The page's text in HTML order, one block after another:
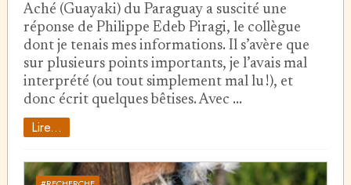
Aché (Guayaki) du Paraguay a suscité une
réponse de Philippe Edeb Piragi, le collègue
dont je tenais mes informations. Il s’avère que
sur plusieurs points importants, je l’avais mal
interprété (ou tout simplement mal lu !), et
donc écrit quelques bêtises. Avec …
Lire...